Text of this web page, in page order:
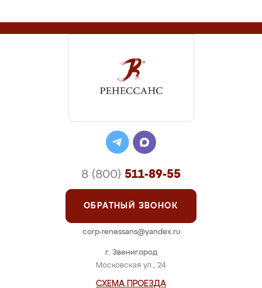
г. Звенигород
Московская ул., 24
СХЕМА ПРОЕЗДА
8 (800) 511-89-55
ОБРАТНЫЙ ЗВОНОК
corp-renessans@yandex.ru